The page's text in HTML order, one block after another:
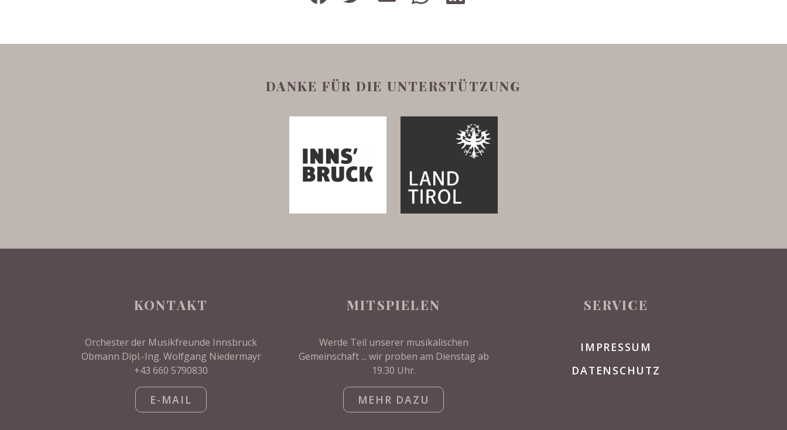
DANKE FÜR DIE UNTERSTÜTZUNG
KONTAKT
Orchester der Musikfreunde Innsbruck
Obmann Dipl.-Ing. Wolfgang Niedermayr
+43 660 5790830
E-MAIL
MITSPIELEN
Werde Teil unserer musikalischen
Gemeinschaft ... wir proben am Dienstag ab
19.30 Uhr.
MEHR DAZU
SERVICE
IMPRESSUM
DATENSCHUTZ